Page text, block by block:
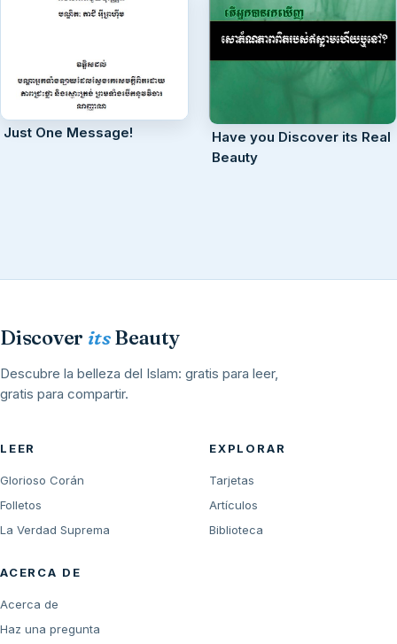
Just One Message!
Have you Discover its Real
Beauty
Discover itsBeauty
Descubre la belleza del Islam: gratis para leer,
gratis para compartir.
LEER
Glorioso Corán
Folletos
La Verdad Suprema
EXPLORAR
Tarjetas
Artículos
Biblioteca
ACERCA DE
Acerca de
Haz una pregunta